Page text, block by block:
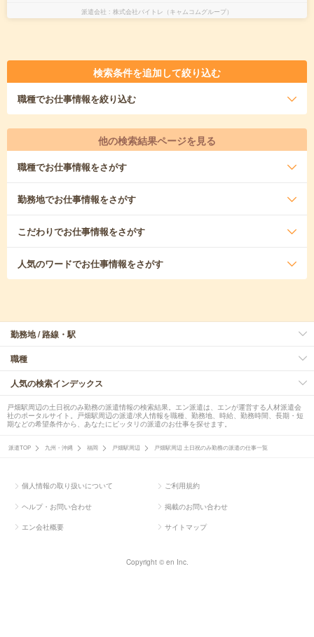
派遣会社 株式会社バイトレ（キャムコムグループ）
検索条件を追加して絞り込む
職種でお仕事情報を絞り込む
他の検索結果ページを見る
職種でお仕事情報をさがす
勤務地でお仕事情報をさがす
こだわりでお仕事情報をさがす
人気のワードでお仕事情報をさがす
勤務地 / 路線・駅
職種
人気の検索インデックス
戸畑駅周辺の土日祝のみ勤務の派遣情報の検索結果。エン派遣は、エンが運営する人材派遣会
社のポータルサイト。戸畑駅周辺の派遣/求人情報を職種、勤務地、時給、勤務時間、長期・短
期などの希望条件から、あなたにピッタリの派遣のお仕事を探せます。
派遣TOP 九州・沖縄 福岡 戸畑駅周辺 戸畑駅周辺 土日祝のみ勤務の派遣の仕事一覧
個人情報の取り扱いについて ご利用規約
ヘルプ・お問い合わせ 掲載のお問い合わせ
エン会社概要 サイトマップ
Copyright © en Inc.